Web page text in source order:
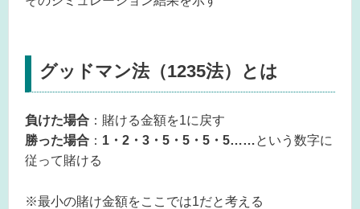
グッドマン法（1235法）とは
負けた場合 ：賭ける金額を1に戻す
勝った場合 ： 1・2・3・5・5・5・5……という数字に
従って賭ける
※最小の賭け金額をここでは1だと考える